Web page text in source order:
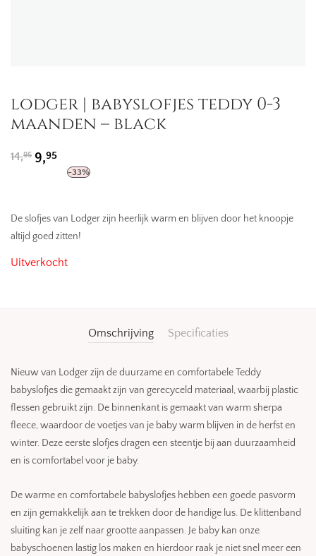
lodger | babyslofjes teddy 0-3
maanden – black
14,95 Oorspronkelijke
prijs
9,95Huidige
prijs
-33%
De slofjes van Lodger zijn heerlijk warm en blijven door het knoopje
altijd goed zitten!
Uitverkocht
Omschrijving Specificaties
Nieuw van Lodger zijn de duurzame en comfortabele Teddy
babyslofjes die gemaakt zijn van gerecyceld materiaal, waarbij plastic
flessen gebruikt zijn. De binnenkant is gemaakt van warm sherpa
fleece, waardoor de voetjes van je baby warm blijven in de herfst en
winter. Deze eerste slofjes dragen een steentje bij aan duurzaamheid
en is comfortabel voor je baby.
De warme en comfortabele babyslofjes hebben een goede pasvorm
en zijn gemakkelijk aan te trekken door de handige lus. De klittenband
sluiting kan je zelf naar grootte aanpassen. Je baby kan onze
babyschoenen lastig los maken en hierdoor raak je niet snel meer een